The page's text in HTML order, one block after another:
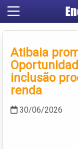
Atibaia
inclusão
renda
30/06/2026